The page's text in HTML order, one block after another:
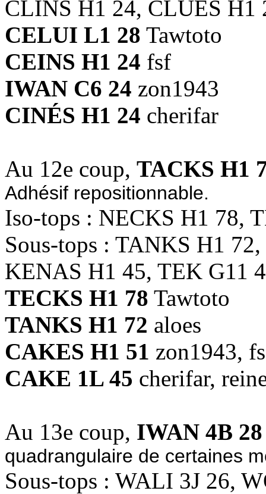
CLINS H1 24, CLUES H1
CELUI L1 28 Tawtoto
CEINS H1 24 fsf
IWAN C6 24 zon1943
CINÉS H1 24 cherifar
Au 12e coup, TACKS H1
Adhésif repositionnable.
Iso-tops : NECKS H1 78,
Sous-tops : TANKS H1
KENAS H1 45, TEK G11
TECKS H1 78 Tawtoto
TANKS H1 72 aloes
CAKES H1 51 zon1943,
CAKE 1L 45 cherifar,
Au 13e coup, IWAN 4B 28
quadrangulaire de certaines
Sous-tops : WALI 3J 26,